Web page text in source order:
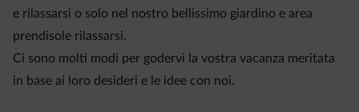
e rilassarsi o solo nel nostro bellissimo giardino e area
prendisole rilassarsi.
Ci sono molti modi per godervi la vostra vacanza meritata
in base ai loro desideri e le idee con noi.